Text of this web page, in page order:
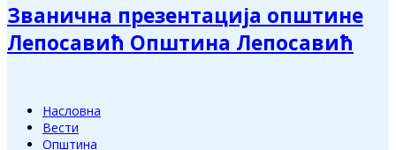
Званична презентација општине
Лепосавић Општина Лепосавић
Насловна
Вести
Општина